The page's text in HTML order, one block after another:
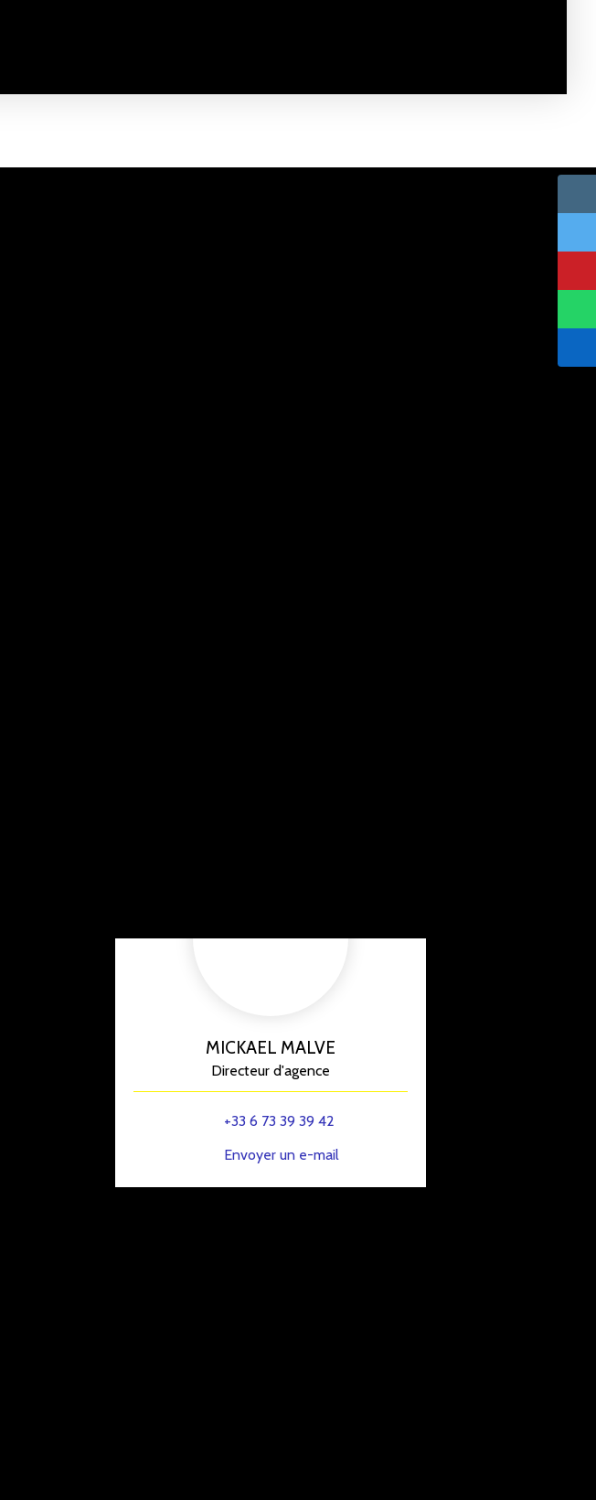
MICKAEL MALVE
Directeur d'agence
+33 6 73 39 39 42
Envoyer un e-mail